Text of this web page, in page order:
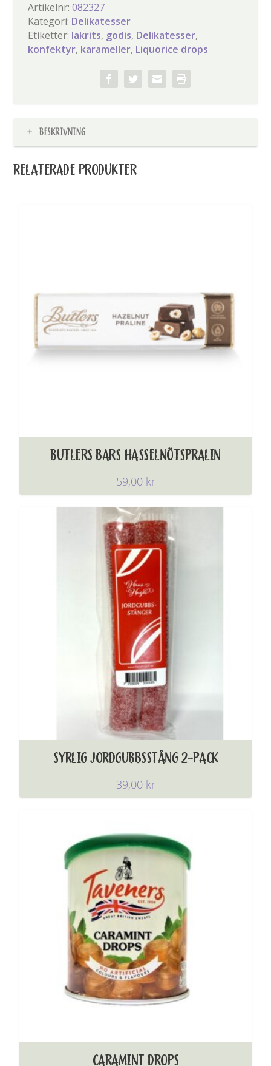
Artikelnr:082327
Kategori: Delikatesser
Etiketter: lakrits, godis, Delikatesser,
konfektyr, karameller, Liquorice drops
BESKRIVNING
RELATERADE PRODUKTER
BUTLERS BARS HASSELNÖTSPRALIN
59,00 kr
SYRLIG JORDGUBBSSTÅNG 2-PACK
39,00 kr
CARAMINT DROPS